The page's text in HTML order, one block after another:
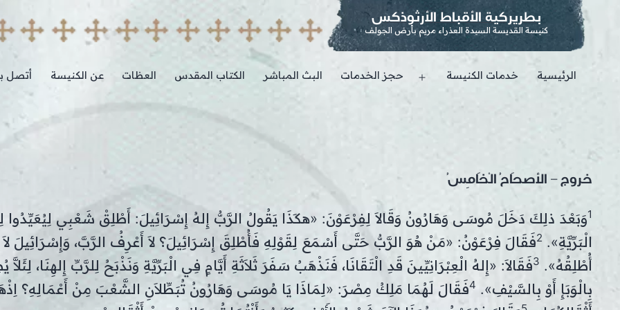
بطريركية الأقباط الأرثوذكس
كنيسة القديسة السيدة العذراء مريم بأرض الجولف
الرئيسية خدمات الكنيسة
Open
حجز الخدمات البث المباشر الكتاب المقدس العظات عن الكنيسة أتصل
خروج – الأصحَاحُ الْخَامِسُ
1وَبَعْدَ ذلِكَ دَخَلَ مُوسَى وَهَارُونُ وَقَالاَ لِفِرْعَوْنَ: «هكَذَا يَقُولُ الرَّبُّ إِلهُ إِسْرَائِيلَ: أَطْلِقْ شَعْبِي
الْبَرِّيَّةِ». 2فَقَالَ فِرْعَوْنُ: «مَنْ هُوَ الرَّبُّ حَتَّى أَسْمَعَ لِقَوْلِهِ فَأُطْلِقَ إِسْرَائِيلَ؟ لاَ أَعْرِفُ الرَّبَّ، وَإِسْرَائِيلَ لاَ
أُطْلِقُهُ». 3فَقَالاَ: «إِلهُ الْعِبْرَانِيِّينَ قَدِ الْتَقَانَا، فَنَذْهَبُ سَفَرَ ثَلاَثَةِ أَيَّامٍ فِي الْبَرِّيَّةِ وَنَذْبَحُ لِلرَّبِّ إِلهِنَا، لِئَلاَّ
بِالْوَبَإِ أَوْ بِالسَّيْفِ». 4فَقَالَ لَهُمَا مَلِكُ مِصْرَ: «لِمَاذَا يَا مُوسَى وَهَارُونُ تُبَطِّلاَنِ الشَّعْبَ مِنْ أَعْمَالِهِ؟